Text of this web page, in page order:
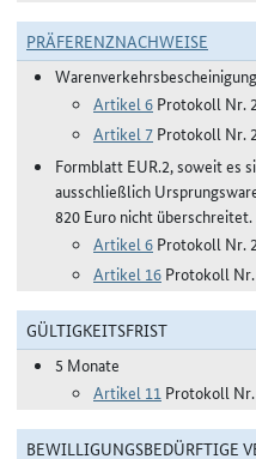
PRÄFERENZNACHWEISE
Artikel 6 Protokoll Nr. 2
Artikel 7 Protokoll Nr. 2
Formblatt EUR.2, soweit es
ausschließlich
820 Euro nicht überschreitet.
Artikel 6 Protokoll Nr. 2
Artikel 16 Protokoll
GÜLTIGKEITSFRIST
5 Monate
Artikel 11 Protokoll
BEWILLIGUNGSBEDÜRFTIGE